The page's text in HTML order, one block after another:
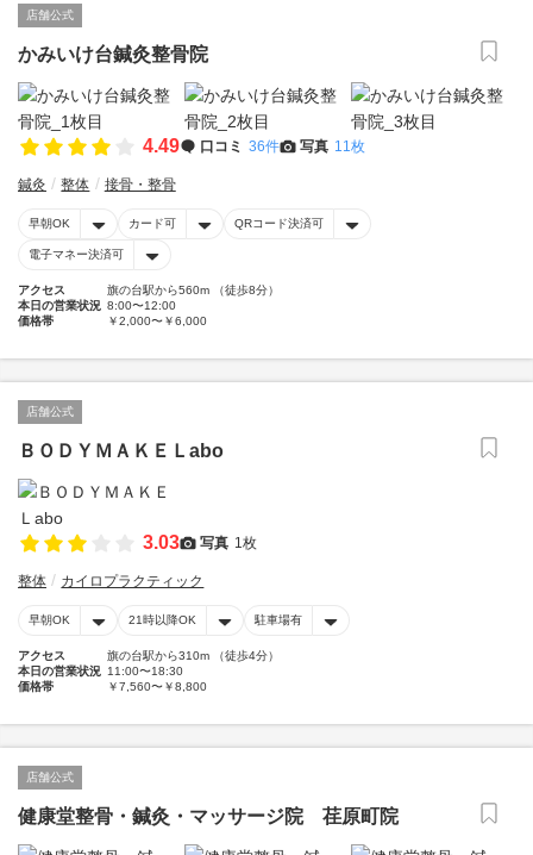
店舗公式
かみいけ台鍼灸整骨院
4.49 口コミ 36件 写真 11枚
鍼灸 整体 接骨・整骨
早朝OK カード可 QRコード決済可
電子マネー決済可
アクセス
旗の台駅から560m （徒歩8分）
本日の営業状況 8:00〜12:00
価格帯
￥2,000〜￥6,000
店舗公式
ＢＯＤＹＭＡＫＥＬabo
3.03 写真 1枚
整体 カイロプラクティック
早朝OK 21時以降OK 駐車場有
アクセス
旗の台駅から310m （徒歩4分）
本日の営業状況 11:00〜18:30
価格帯
￥7,560〜￥8,800
店舗公式
健康堂整骨・鍼灸・マッサージ院 荏原町院